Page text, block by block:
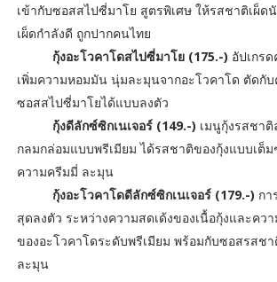
เข้ากับซอสสไปซี่มาโย สูตรพิเศษ ให้รสชาติเผ็ด
เผ็ดกำลังดี ถูกปากคนไทย
กุ้งอะโวคาโดสไปซี่มาโย (175.-) อัปเกร
เพิ่มความหอมมัน นุ่มละมุนจากอะโวคาโด ตัดกับ
ซอสสไปซี่มาโยได้แบบลงตัว
กุ้งดีลักซ์ซิกเนเจอร์ (149.-) เมนูกุ้งรสชา
กลมกล่อมแบบพรีเมียม ได้รสชาติของกุ้งแบบเต็
ความครีมมี่ ละมุน
กุ้งอะโวคาโดดีลักซ์ซิกเนเจอร์ (179.-) กา
สุดลงตัว ระหว่างความสดเด้งของเนื้อกุ้งและค
ของอะโวคาโดระดับพรีเมียม พร้อมกับซอสรสช
ละมุน